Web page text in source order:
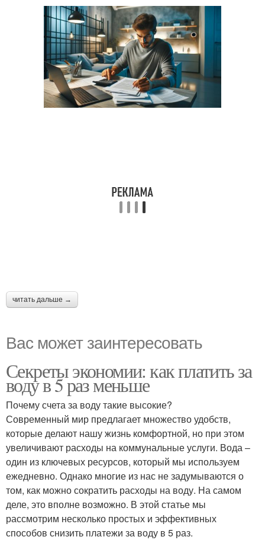
читать дальше →
Вас может заинтересовать
Секреты экономии: как платить за
воду в 5 раз меньше
Почему счета за воду такие высокие?
Современный мир предлагает множество удобств,
которые делают нашу жизнь комфортной, но при этом
увеличивают расходы на коммунальные услуги. Вода –
один из ключевых ресурсов, который мы используем
ежедневно. Однако многие из нас не задумываются о
том, как можно сократить расходы на воду. На самом
деле, это вполне возможно. В этой статье мы
рассмотрим несколько простых и эффективных
способов снизить платежи за воду в 5 раз.